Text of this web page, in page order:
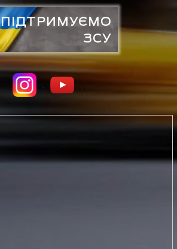
ПІДТРИМУЄМО
ЗСУ